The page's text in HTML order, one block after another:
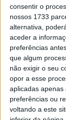
consentir o
nossos 1733
alternativa,
aceder a
preferências
que algum
não exigir o seu
opor a esse
aplicadas apenas
preferências ou
voltando a este
96.8 FM e
TAGS Futebol